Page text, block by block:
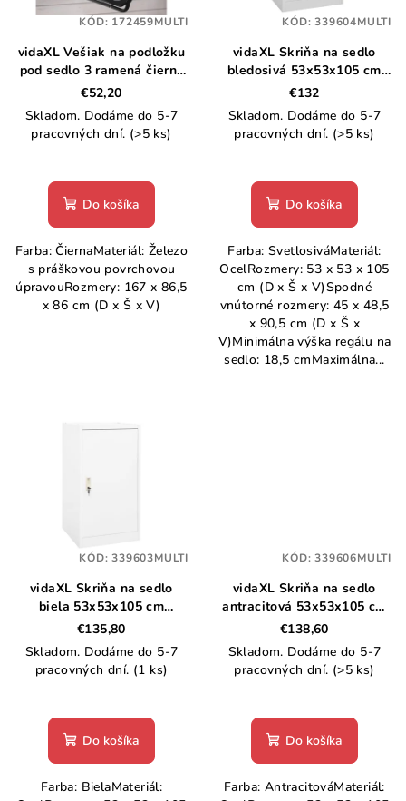
vovidaXL Vešiak na podložku
pod sedlo 3 ramená čierny
železo
€52,20
Skladom. Dodáme do 5-7
pracovných dní. (>5 ks)
Do košíka
Farba: ČiernaMateriál: Železo
s práškovou povrchovou
úpravouRozmery: 167 x 86,5
x 86 cm (D x Š x V)
KÓD: 172459MULTI
vidaXL Skriňa na sedlo
bledosivá 53x53x105 cm
oceľová
€132
Skladom. Dodáme do 5-7
pracovných dní. (>5 ks)
Do košíka
Farba: SvetlosiváMateriál:
OceľRozmery: 53 x 53 x 105
cm (D x Š x V)Spodné
vnútorné rozmery: 45 x 48,5
x 90,5 cm (D x Š x
V)Minimálna výška regálu na
sedlo: 18,5 cmMaximálna...
KÓD:339604MULTI
vidaXL Skriňa na sedlo
biela 53x53x105 cm
oceľová
€135,80
Skladom. Dodáme do 5-7
pracovných dní. (1 ks)
Do košíka
Farba: BielaMateriál:
KÓD:339603MULTI
vidaXL Skriňa na sedlo
antracitová 53x53x105 cm
oceľová
€138,60
Skladom. Dodáme do 5-7
pracovných dní. (>5 ks)
Do košíka
Farba: AntracitováMateriál:
KÓD:339606MULTI